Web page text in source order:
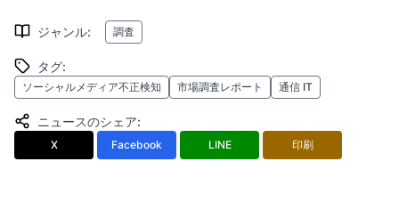
ジャンル: 調査
タグ:
ソーシャルメディア不正検知 市場調査レポート 通信 IT
ニュースのシェア:
X Facebook LINE 印刷